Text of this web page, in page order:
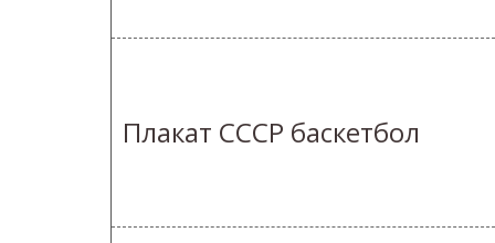
Плакат СССР баскетбол